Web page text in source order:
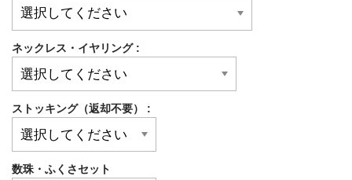
ネックレス・イヤリング :
ストッキング（返却不要） :
数珠・ふくさセット